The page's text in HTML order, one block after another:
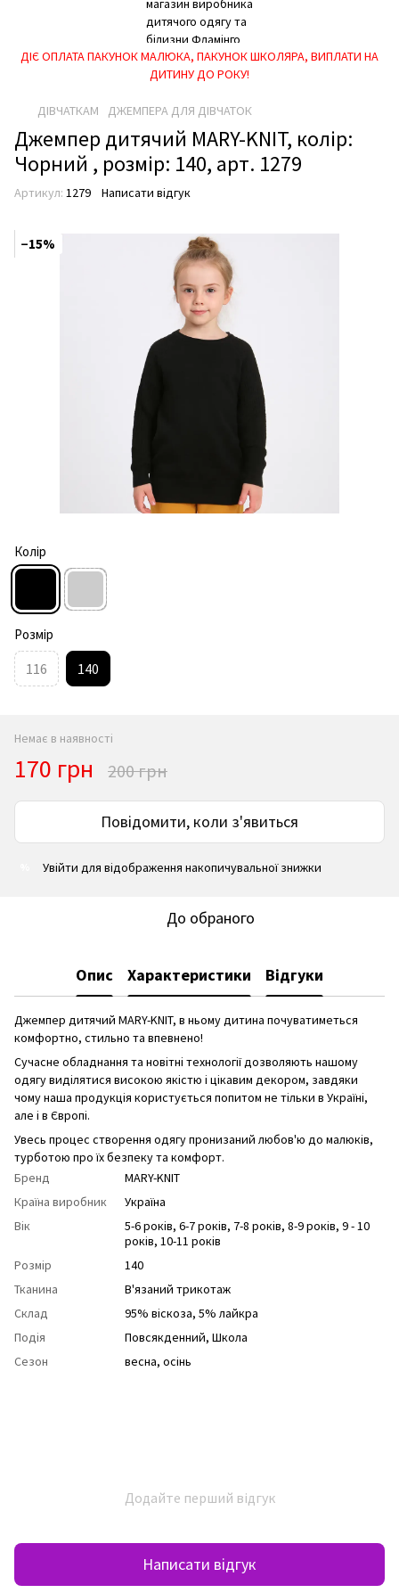
ДІЄ ОПЛАТА ПАКУНОК МАЛЮКА, ПАКУНОК ШКОЛЯРА, ВИПЛАТИ НА
ДИТИНУ ДО РОКУ!
ДІВЧАТКАМ ДЖЕМПЕРА ДЛЯ ДІВЧАТОК
Джемпер дитячий MARY-KNIT, колір:
Чорний , розмір: 140, арт. 1279
Артикул: 1279 Написати відгук
−15%
Колір
Розмір
116 140
Немає в наявності
170 грн 200 грн
Повідомити, коли з'явиться
Увійти для відображення накопичувальної знижки
До обраного
Опис Характеристики Відгуки
Джемпер дитячий MARY-KNIT, в ньому дитина почуватиметься
комфортно, стильно та впевнено!
Сучасне обладнання та новітні технології дозволяють нашому
одягу виділятися високою якістю і цікавим декором, завдяки
чому наша продукція користується попитом не тільки в Україні,
але і в Європі.
Увесь процес створення одягу пронизаний любов'ю до малюків,
турботою про їх безпеку та комфорт.
Бренд
MARY-KNIT
Країна виробник
Україна
Вік
5-6 років, 6-7 років, 7-8 років, 8-9 років, 9 - 10
років, 10-11 років
Розмір
140
Тканина
В'язаний трикотаж
Склад
95% віскоза, 5% лайкра
Подія
Повсякденний, Школа
Сезон
весна, осінь
Додайте перший відгук
Написати відгук